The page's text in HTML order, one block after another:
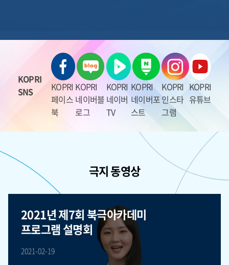
KOPRI
SNS
KOPRI
페이스
북
KOPRI
네이버블
로그
KOPRI
네이버
TV
KOPRI
네이버포
스트
KOPRI
인스타
그램
KOPRI
유튜브
극지 동영상
2021년 제7회 북극아카데미
프로그램 설명회
2021-02-19